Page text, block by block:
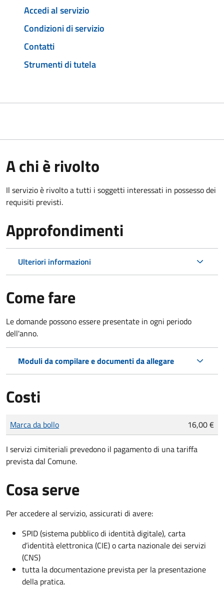
Accedi al servizio
Condizioni di servizio
Contatti
Strumenti di tutela
A chi è rivolto
Il servizio è rivolto a tutti i soggetti interessati in possesso dei
requisiti previsti.
Approfondimenti
Ulteriori informazioni
Come fare
Le domande possono essere presentate in ogni periodo
dell'anno.
Moduli da compilare e documenti da allegare
Costi
Tipo di pagamento
Importo
Marca da bollo 16,00 €
I servizi cimiteriali prevedono il pagamento di una tariffa
prevista dal Comune.
Cosa serve
Per accedere al servizio, assicurati di avere:
SPID (sistema pubblico di identità digitale), carta
d’identità elettronica (CIE) o carta nazionale dei servizi
(CNS)
tutta la documentazione prevista per la presentazione
della pratica.